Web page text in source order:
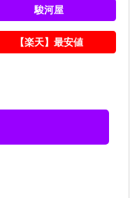
駿河屋
【楽天】最安値